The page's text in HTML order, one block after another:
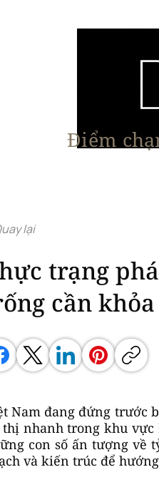
Điểm
lại
trạng
cần
Nam đang đứng trước
thị nhanh trong khu vực
con số ấn tượng về
và kiến trúc để